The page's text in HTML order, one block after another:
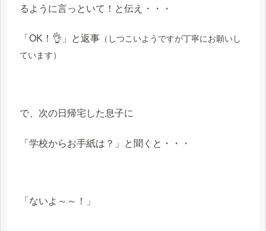
るように言っといて！と伝え・・・
「OK！👌」と返事 （しつこいようですが丁寧にお願いし
ています）
で、次の日帰宅した息子に
「学校からお手紙は？」と聞くと・・・
「ないよ～～！」